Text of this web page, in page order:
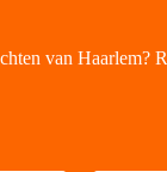
van Haarlem?